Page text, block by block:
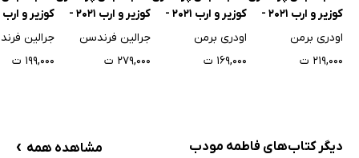
کوزیر و ارب 2021 -
جلد اول
اودری برمن
۲۱۹,۰۰۰ ت
کوزیر و ارب 2021 -
جلد دوم
اودری برمن
۱۶۹,۰۰۰ ت
کوزیر و ارب 2021 -
جلد سوم
جرالین فرندسن
۲۷۹,۰۰۰ ت
جلد چهارم
جرالین
۱۹۹,۰۰۰ ت
دیگر کتاب‌های فاطمه مودب مشاهده همه ›